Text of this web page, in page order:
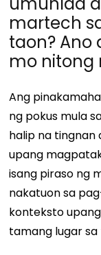
martech
taon? Ano
mo nitong
Ang
ng pokus mula
halip na tingnan
upang
isang piraso ng
nakatuon sa
konteksto
tamang lugar